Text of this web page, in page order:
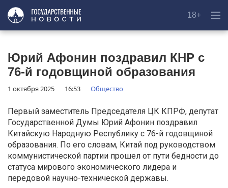
18+
Юрий Афонин поздравил КНР с
76-й годовщиной образования
1 октября 2025 16:53 Общество
Первый заместитель Председателя ЦК КПРФ, депутат
Государственной Думы Юрий Афонин поздравил
Китайскую Народную Республику с 76-й годовщиной
образования. По его словам, Китай под руководством
коммунистической партии прошел от пути бедности до
статуса мирового экономического лидера и
передовой научно-технической державы.